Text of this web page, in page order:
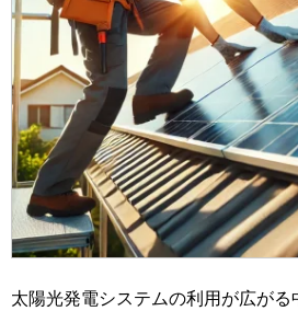
太陽光発電システムの利用が広が